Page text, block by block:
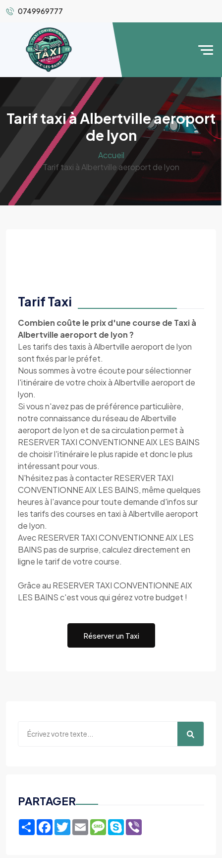
0749969777
Tarif taxi à Albertville aeroport
de lyon
Accueil
Tarif taxi à Albertville aeroport de lyon
Tarif Taxi
Combien coûte le prix d'une course de Taxi à
Albertville aeroport de lyon ?
Les tarifs des taxis à Albertville aeroport de lyon
sont fixés par le préfet.
Nous sommes à votre écoute pour sélectionner
l'itinéraire de votre choix à Albertville aeroport de
lyon.
Si vous n'avez pas de préférence particulière,
notre connaissance du réseau de Albertville
aeroport de lyon et de sa circulation permet à
RESERVER TAXI CONVENTIONNE AIX LES BAINS
de choisir l'itinéraire le plus rapide et donc le plus
intéressant pour vous.
N'hésitez pas à contacter RESERVER TAXI
CONVENTIONNE AIX LES BAINS, même quelques
heures à l'avance pour toute demande d'infos sur
les tarifs des courses en taxi à Albertville aeroport
de lyon.
Avec RESERVER TAXI CONVENTIONNE AIX LES
BAINS pas de surprise, calculez directement en
ligne le tarif de votre course.
Grâce au RESERVER TAXI CONVENTIONNE AIX
LES BAINS c'est vous qui gérez votre budget !
Réserver un Taxi
PARTAGER
ShareFacebook
TwitterEmailMessage
Skype